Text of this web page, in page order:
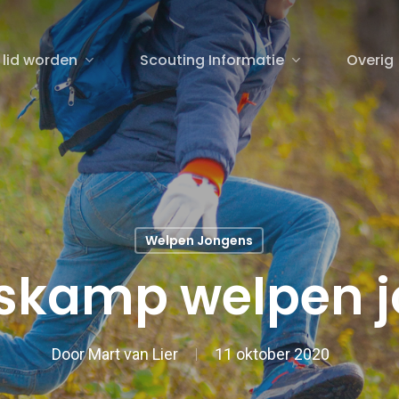
lid worden Scouting Informatie Overig
Welpen Jongens
welpen
DoorMart van Lier 11 oktober 2020